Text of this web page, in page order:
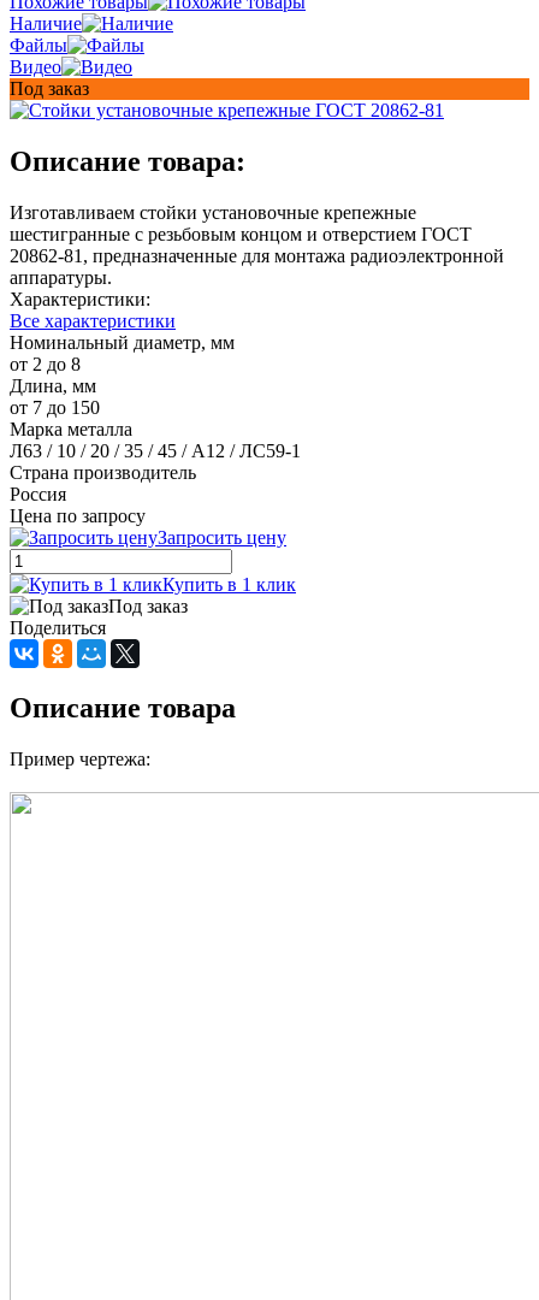
Наличие
Файлы
Видео
Под заказ
Описание товара:
Изготавливаем стойки установочные крепежные
шестигранные с резьбовым концом и отверстием ГОСТ
20862-81, предназначенные для монтажа радиоэлектронной
аппаратуры.
Характеристики:
Все характеристики
Номинальный диаметр, мм
от 2 до 8
Длина, мм
от 7 до 150
Марка металла
Л63 / 10 / 20 / 35 / 45 / А12 / ЛС59-1
Страна производитель
Россия
Цена по запросу
Запросить цену
Купить в 1 клик
Под заказ
Поделиться
Описание товара
Пример чертежа: